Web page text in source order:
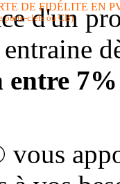
DE FIDÉLITE EN
porte-clefs ou CB)
d'un
entre